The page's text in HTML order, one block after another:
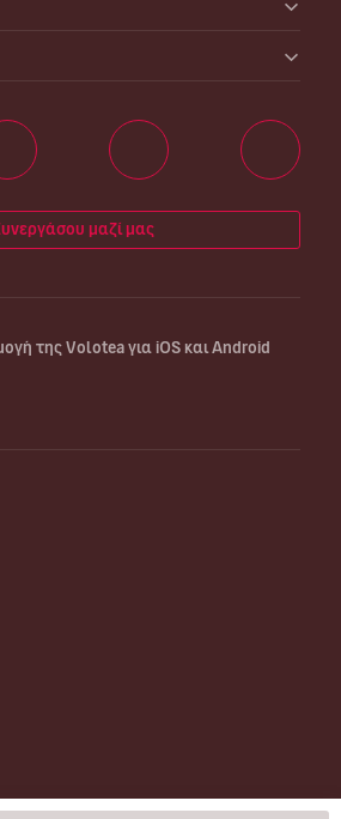
μαζί μας
της Volotea για iOS και Android